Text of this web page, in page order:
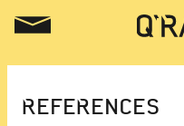
REFERENCES